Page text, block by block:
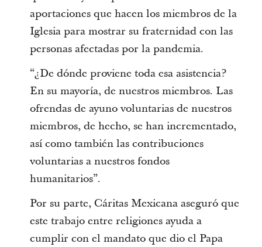
aportaciones que hacen los miembros de la
Iglesia para mostrar su fraternidad con las
personas afectadas por la pandemia.
“¿De dónde proviene toda esa asistencia?
En su mayoría, de nuestros miembros. Las
ofrendas de ayuno voluntarias de nuestros
miembros, de hecho, se han incrementado,
así como también las contribuciones
voluntarias a nuestros fondos
humanitarios”.
Por su parte, Cáritas Mexicana aseguró que
este trabajo entre religiones ayuda a
cumplir con el mandato que dio el Papa